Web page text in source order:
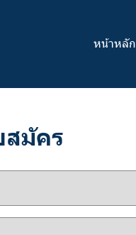
หน้าหลัก
สมัคร